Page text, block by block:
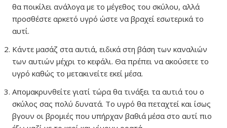
θα ποικίλει ανάλογα με το μέγεθος του σκύλου, αλλά
προσθέστε αρκετό υγρό ώστε να βραχεί εσωτερικά το
αυτί.
Κάντε μασάζ στα αυτιά, ειδικά στη βάση των καναλιών
των αυτιών μέχρι το κεφάλι. Θα πρέπει να ακούσετε το
υγρό καθώς το μετακινείτε εκεί μέσα.
Απομακρυνθείτε γιατί τώρα θα τινάξει τα αυτιά του ο
σκύλος σας πολύ δυνατά. Το υγρό θα πεταχτεί και ίσως
βγουν οι βρομιές που υπήρχαν βαθιά μέσα στο αυτί πιο